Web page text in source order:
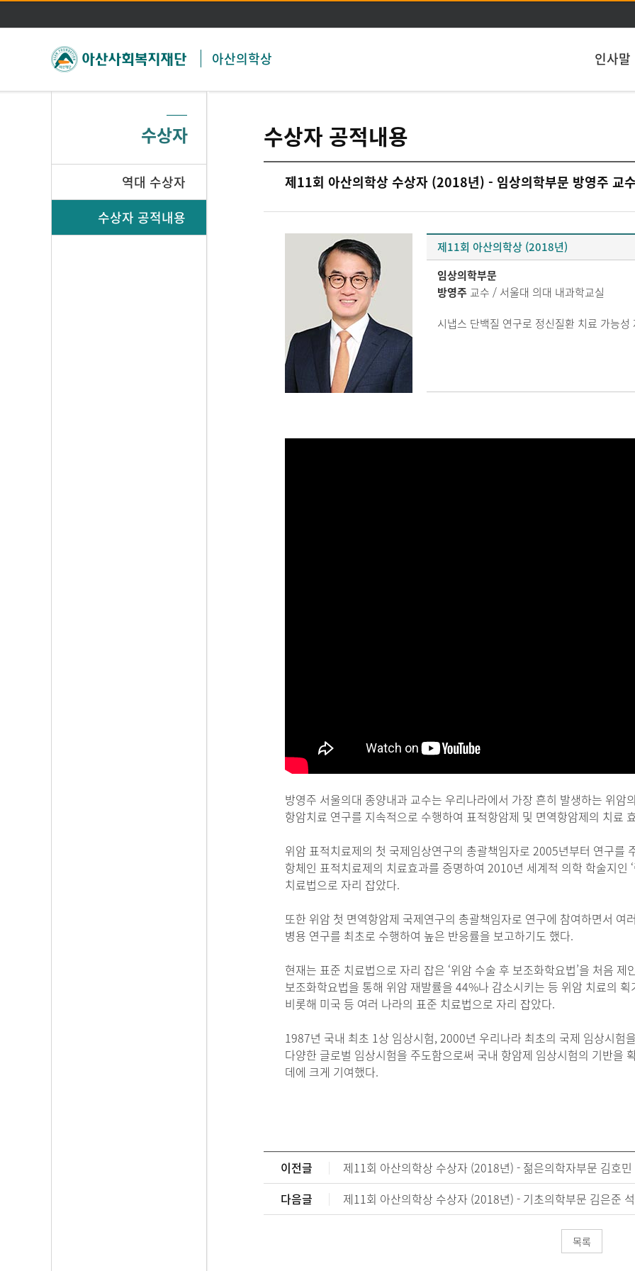
주메뉴 바로가기
본문 바로가기
아산의학상 인사말
수상자
역대 수상자
수상자 공적내용
수상자 공적내용
제11회 아산의학상 수상자 (2018년) - 임상의학부문 방영주 교
제11회 아산의학상 (2018년)
임상의학부문
방영주 교수 / 서울대 의대 내과학교실
시냅스 단백질 연구로 정신질환 치료 가능성
방영주 서울의대 종양내과 교수는 우리나라에서 가장 흔히 발생하는 위
항암치료 연구를 지속적으로 수행하여 표적항암제 및 면역항암제의 치료
위암 표적치료제의 첫 국제임상연구의 총괄책임자로 2005년부터 연구를
항체인 표적치료제의 치료효과를 증명하여 2010년 세계적 의학 학술지인
치료법으로 자리 잡았다.
또한 위암 첫 면역항암제 국제연구의 총괄책임자로 연구에 참여하면서
병용 연구를 최초로 수행하여 높은 반응률을 보고하기도 했다.
현재는 표준 치료법으로 자리 잡은 ‘위암 수술 후 보조화학요법’을 처음
보조화학요법을 통해 위암 재발률을 44%나 감소시키는 등 위암 치료의
비롯해 미국 등 여러 나라의 표준 치료법으로 자리 잡았다.
1987년 국내 최초 1상 임상시험, 2000년 우리나라 최초의 국제 임상시험
다양한 글로벌 임상시험을 주도함으로써 국내 항암제 임상시험의 기반을
데에 크게 기여했다.
이전글
제11회 아산의학상 수상자 (2018년) - 젊은의학자부문 김호
다음글
제11회 아산의학상 수상자 (2018년) - 기초의학부문 김은준
목록